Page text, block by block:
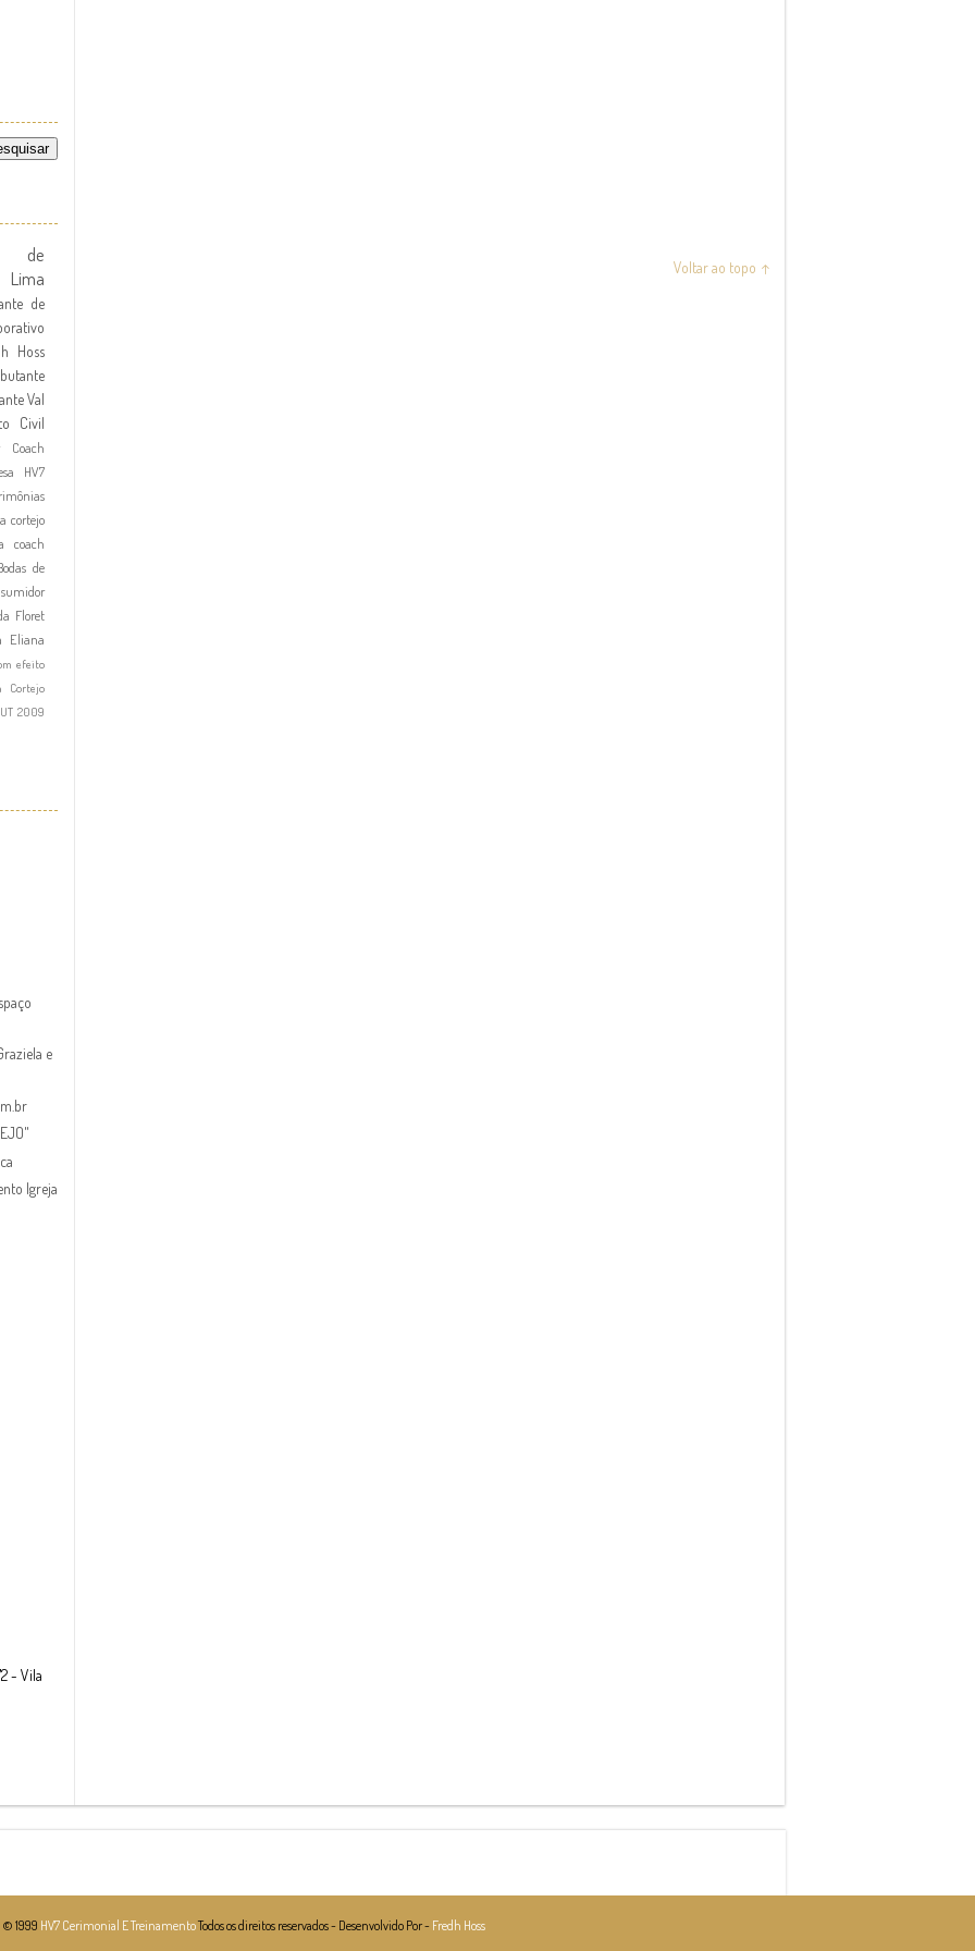
Voltar ao topo ↑
de
Lima
de
Hoss
Val
Civil
Coach
HV7
cortejo
coach
de
Floret
Eliana
efeito
Cortejo
2009
e
Igreja
- Vila
© 1999 HV7 Cerimonial E TreinamentoTodos os direitos reservados - Desenvolvido Por - Fredh Hoss